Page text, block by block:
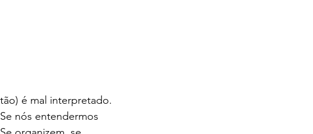
é mal interpretado.
nós entendermos